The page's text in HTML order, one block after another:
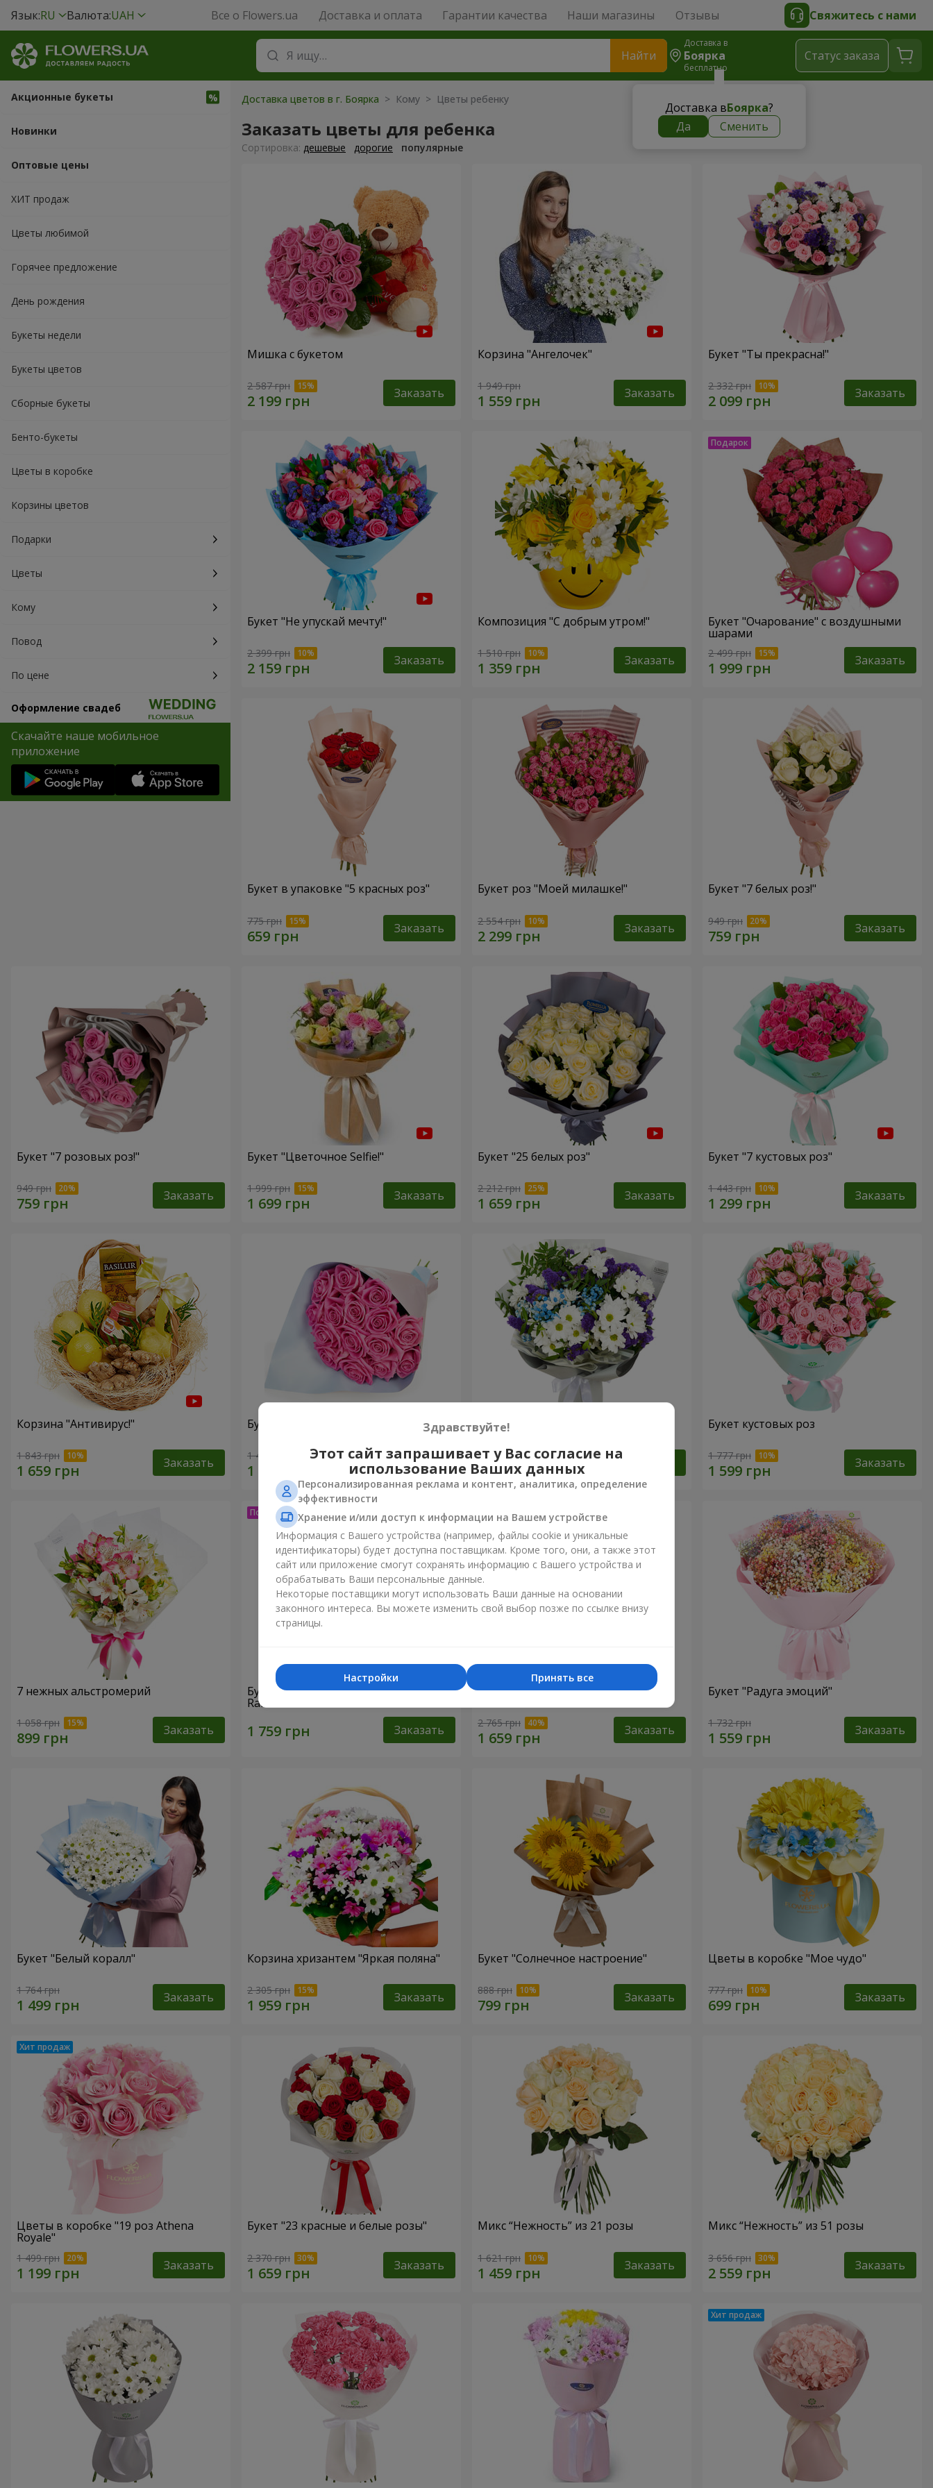
Язык:RU Валюта:UAH Все о Flowers.ua Доставка и оплата Гарантии качества Наши магазины Отзывы Свяжитесь с нами
Найти
Доставка в
Боярка
бесплатно
Доставка вБоярка?
Да
Сменить
Cтатус заказа
Акционные букеты
Новинки
Оптовые цены
ХИТ продаж
Цветы любимой
Горячее предложение
День рождения
Букеты недели
Букеты цветов
Сборные букеты
Бенто-букеты
Цветы в коробке
Корзины цветов
Подарки
Цветы
Кому
Повод
По цене
Оформление свадеб
Скачайте наше мобильное
приложение
Доставка цветов в г. Боярка > Кому > Цветы ребенку
Заказать цветы для ребенка
Cортировка: дешевые дорогие популярные
Мишка с букетом
2 587 грн Заказать
Корзина "Ангелочек"
1 949 грн Заказать
Букет "Ты прекрасна!"
2 332 грн Заказать
Букет "Не упускай мечту!"
2 399 грн Заказать
Композиция "С добрым утром!"
1 510 грн Заказать
Букет "Очарование" с воздушными
шарами
2 499 грн Заказать
Букет в упаковке "5 красных роз"
775 грн Заказать
Букет роз "Моей милашке!"
2 554 грн Заказать
Букет "7 белых роз!"
949 грн Заказать
Букет "7 розовых роз!"
949 грн Заказать
Букет "Цветочное Selfie!"
1 999 грн Заказать
Букет "25 белых роз"
2 212 грн Заказать
Букет "7 кустовых роз"
1 443 грн Заказать
Корзина "Антивирус!"
1 843 грн Заказать
Букет "15 розовых роз"
1 411 грн Заказать
Яркий букет на День рождения
1 443 грн
Букет кустовых роз
1 777 грн Заказать
7 нежных альстромерий
1 058 грн Заказать
Букет "Прикосновение любви" +
Raffaello
Заказать
9 веток фиолетовой эустомы
2 765 грн Заказать
Букет "Радуга эмоций"
1 732 грн Заказать
Букет "Белый коралл"
1 764 грн Заказать
Корзина хризантем "Яркая поляна"
2 305 грн Заказать
Букет "Солнечное настроение"
888 грн Заказать
Цветы в коробке "Мое чудо"
777 грн Заказать
Цветы в коробке "19 роз Athena
Royale"
1 499 грн Заказать
Букет "23 красные и белые розы"
2 370 грн Заказать
Микс “Нежность” из 21 розы
1 621 грн Заказать
Микс “Нежность” из 51 розы
3 656 грн Заказать
Здравствуйте!
Этот сайт запрашивает у Вас согласие на
использование Ваших данных
Персонализированная реклама и контент, аналитика, определение
эффективности
Хранение и/или доступ к информации на Вашем устройстве
Информация с Вашего устройства (например, файлы cookie и уникальные
идентификаторы) будет доступна поставщикам. Кроме того, они, а также этот
сайт или приложение смогут сохранять информацию с Вашего устройства и
обрабатывать Ваши персональные данные.
Некоторые поставщики могут использовать Ваши данные на основании
законного интереса. Вы можете изменить свой выбор позже по ссылке внизу
страницы.
Принять все
Настройки